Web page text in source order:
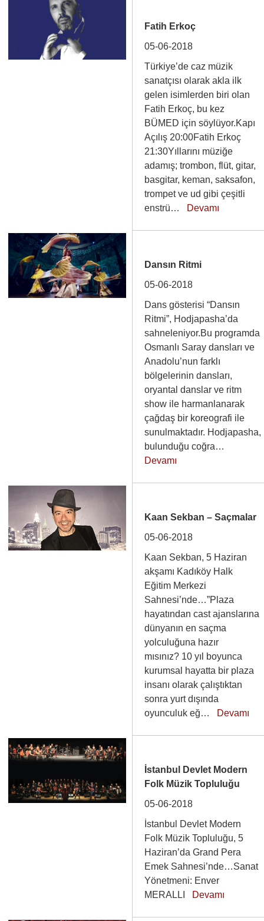
Fatih Erkoç
05-06-2018
Türkiye’de caz müzik
sanatçısı olarak akla ilk
gelen isimlerden biri olan
Fatih Erkoç, bu kez
BÜMED için söylüyor.Kapı
Açılış 20:00Fatih Erkoç
21:30Yıllarını müziğe
adamış; trombon, flüt, gitar,
basgitar, keman, saksafon,
trompet ve ud gibi çeşitli
enstrü… Devamı
Dansın Ritmi
05-06-2018
Dans gösterisi “Dansın
Ritmi”, Hodjapasha’da
sahneleniyor.Bu programda
Osmanlı Saray dansları ve
Anadolu’nun farklı
bölgelerinin dansları,
oryantal danslar ve ritm
show ile harmanlanarak
çağdaş bir koreografi ile
sunulmaktadır. Hodjapasha,
bulunduğu coğra…
Devamı
Kaan Sekban – Saçmalar
05-06-2018
Kaan Sekban, 5 Haziran
akşamı Kadıköy Halk
Eğitim Merkezi
Sahnesi’nde…”Plaza
hayatından cast ajanslarına
dünyanın en saçma
yolculuğuna hazır
mısınız? 10 yıl boyunca
kurumsal hayatta bir plaza
insanı olarak çalıştıktan
sonra yurt dışında
oyunculuk eğ… Devamı
İstanbul Devlet Modern
Folk Müzik Topluluğu
05-06-2018
İstanbul Devlet Modern
Folk Müzik Topluluğu, 5
Haziran’da Grand Pera
Emek Sahnesi’nde…Sanat
Yönetmeni: Enver
MERALLI Devamı